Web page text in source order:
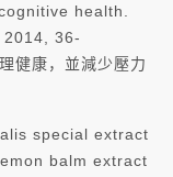
health.
36-
健康，並減少壓力
special extract
balm extract